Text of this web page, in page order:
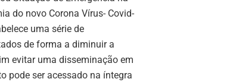
do novo Corona Vírus- Covid-
uma série de
de forma a diminuir a
evitar uma disseminação em
pode ser acessado na íntegra